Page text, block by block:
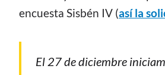
encuesta Sisbén IV (así la
El 27 de diciembre